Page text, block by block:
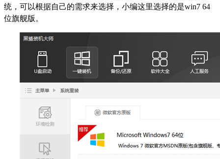
统，可以根据自己的需求来选择，小编这里选择的是win7 64
位旗舰版。